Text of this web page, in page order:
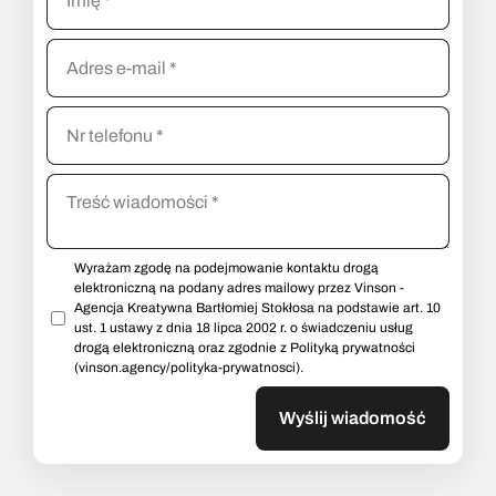
Wyrażam zgodę na podejmowanie kontaktu drogą
elektroniczną na podany adres mailowy przez Vinson -
Agencja Kreatywna Bartłomiej Stokłosa na podstawie art. 10
ust. 1 ustawy z dnia 18 lipca 2002 r. o świadczeniu usług
drogą elektroniczną oraz zgodnie z Polityką prywatności
(vinson.agency/polityka-prywatnosci).